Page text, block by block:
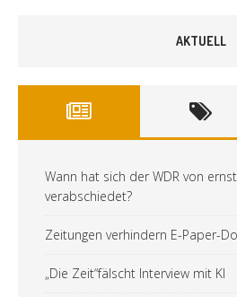
AKTUELL
Wann hat sich der WDR von
verabschiedet?
Zeitungen verhindern E-Paper-
„Die Zeit“fälscht Interview mit KI